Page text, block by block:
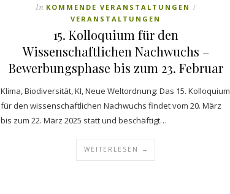
In KOMMENDE VERANSTALTUNGEN /
VERANSTALTUNGEN
15. Kolloquium für den
Wissenschaftlichen Nachwuchs –
Bewerbungsphase bis zum 23. Februar
Klima, Biodiversität, KI, Neue Weltordnung: Das 15. Kolloquium
für den wissenschaftlichen Nachwuchs findet vom 20. März
bis zum 22. März 2025 statt und beschäftigt…
WEITERLESEN →